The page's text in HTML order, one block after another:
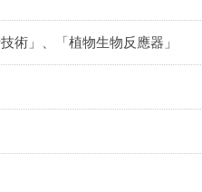
術」、「植物生物反應器」